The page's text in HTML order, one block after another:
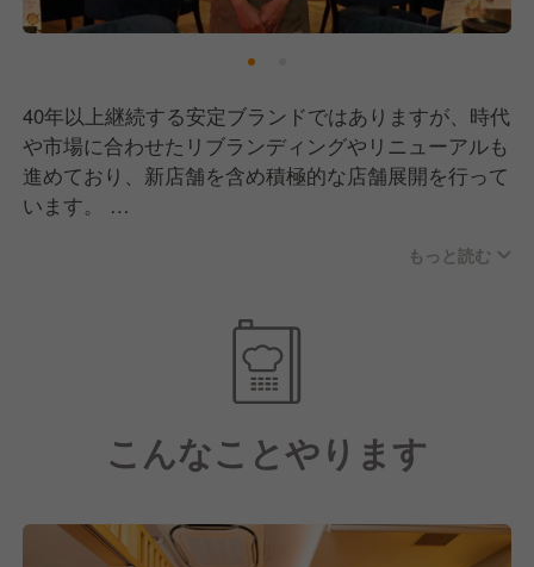
40年以上継続する安定ブランドではありますが、時代
や市場に合わせたリブランディングやリニューアルも
進めており、新店舗を含め積極的な店舗展開を行って
います。
弊社ではグループ統一の新評価制度で成果や経験、頑
目指すことができます。
また、230店舗90業態を運営する弊社の管理により福
利厚生や労務環境も充実しており、経験問わず様々な
方が安心して活躍できる環境です。
事業規模拡大により様々なキャリアアップ環境をご用
意しています。
年間休日は業界TOPクラスの年間107日！
もっと読む
こんなことやります